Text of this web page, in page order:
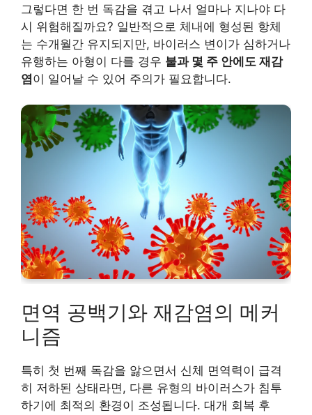
그렇다면 한 번 독감을 겪고 나서 얼마나 지나야 다
시 위험해질까요? 일반적으로 체내에 형성된 항체
는 수개월간 유지되지만, 바이러스 변이가 심하거나
유행하는 아형이 다를 경우 불과 몇 주 안에도 재감
염이 일어날 수 있어 주의가 필요합니다.
면역 공백기와 재감염의 메커
니즘
특히 첫 번째 독감을 앓으면서 신체 면역력이 급격
히 저하된 상태라면, 다른 유형의 바이러스가 침투
하기에 최적의 환경이 조성됩니다. 대개 회복 후